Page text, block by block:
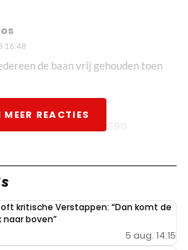
16:48
de baan vrij gehouden toen
hissink#79690
waardoor hij het laatste stuk in de
Perez terecht kwam. Niet meer
meer niet.
REACTIES
kritische Verstappen: “Dan komt de
naar boven”
5 aug. 14:15